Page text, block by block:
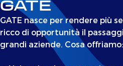
GATE
GATE nasce per rendere più
ricco di opportunità il
grandi aziende. Cosa offriamo: